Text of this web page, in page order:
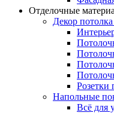
Отделочные
Декор потолка
Розетки
Напольные
Всё для